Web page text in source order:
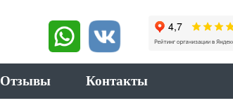
Отзывы Контакты